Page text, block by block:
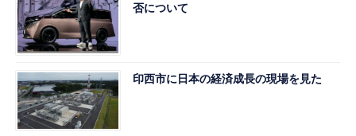
否について
印西市に日本の経済成長の現場を見た